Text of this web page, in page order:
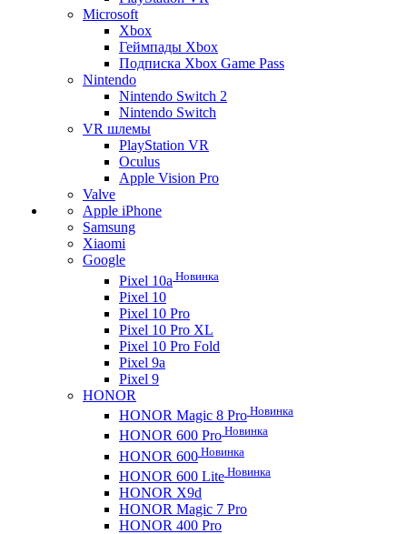
Microsoft
Xbox
Геймпады Xbox
Подписка Xbox Game Pass
Nintendo
Nintendo Switch 2
Nintendo Switch
VR шлемы
PlayStation VR
Oculus
Apple Vision Pro
Valve
Apple iPhone
Samsung
Xiaomi
Google
Pixel 10a Новинка
Pixel 10
Pixel 10 Pro
Pixel 10 Pro XL
Pixel 10 Pro Fold
Pixel 9a
Pixel 9
HONOR
HONOR Magic 8 Pro Новинка
HONOR 600 Pro Новинка
HONOR 600 Новинка
HONOR 600 Lite Новинка
HONOR X9d
HONOR Magic 7 Pro
HONOR 400 Pro